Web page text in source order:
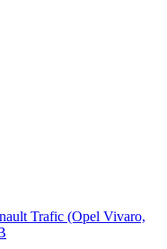
Trafic (Opel Vivaro,